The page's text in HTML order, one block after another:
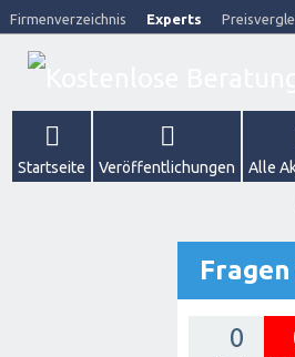
Firmenverzeichnis Experts
Startseite Veröffentlichungen Alle
0